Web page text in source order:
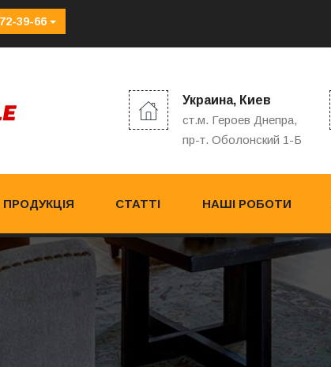
39-66
Украина, Киев
ст.м. Героев Днепра,
пр-т. Оболонский 1-Б
ПРОДУКЦІЯ СТАТТІ НАШІ РОБОТИ